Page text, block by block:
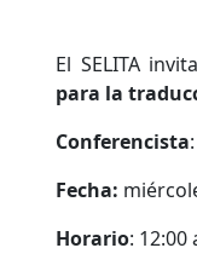
El SELITA
para la
Conferencista
Fecha:
Horario: 12:00